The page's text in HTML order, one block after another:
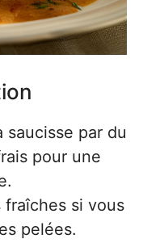
saucisse par du
pour une
si vous
pelées.